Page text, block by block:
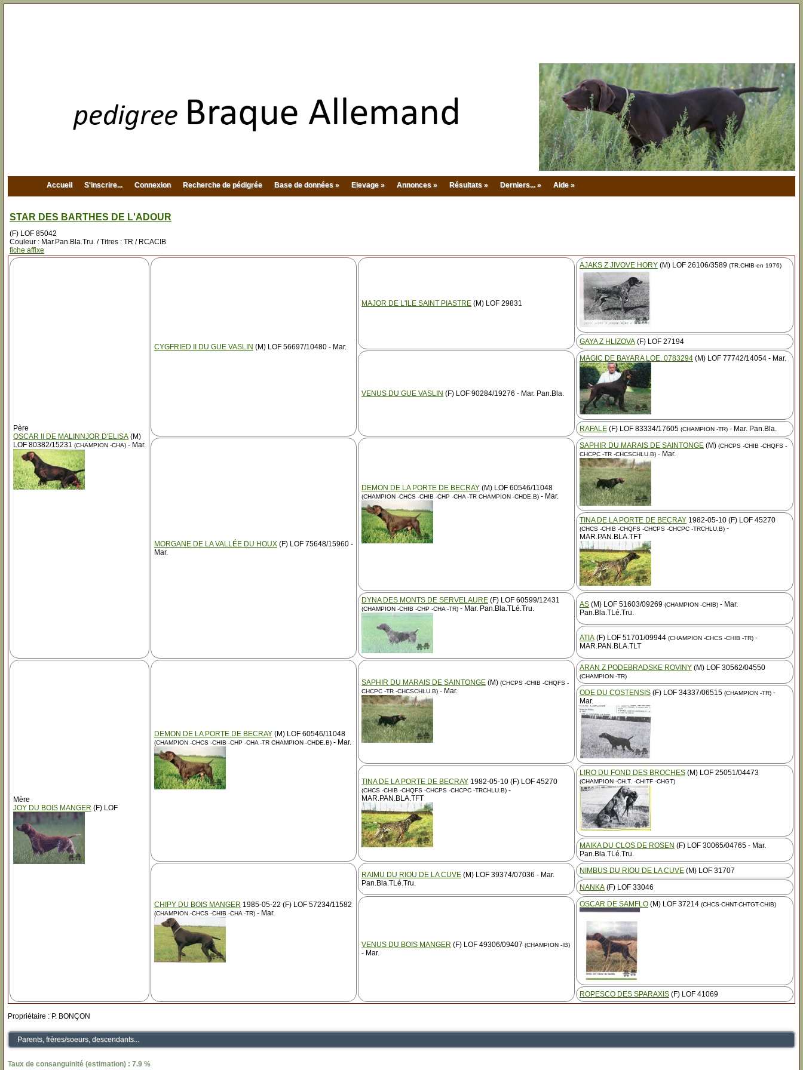
Accueil S'inscrire... Connexion Recherche de pédigrée Base de données » Elevage » Annonces » Résultats » Derniers... » Aide »
STAR DES BARTHES DE L'ADOUR
(F) LOF 85042
Couleur : Mar.Pan.Bla.Tru. / Titres : TR / RCACIB
fiche affixe
Père
OSCAR II DE MALINNJOR D'ELISA (M)
LOF 80382/15231 (CHAMPION -CHA) - Mar.
CYGFRIED II DU GUE VASLIN (M) LOF 56697/10480 - Mar.
MAJOR DE L'ILE SAINT PIASTRE (M) LOF 29831
AJAKS Z JIVOVE HORY (M) LOF 26106/3589 (TR.CHIB en 1976)
GAYA Z HLIZOVA (F) LOF 27194
VENUS DU GUE VASLIN (F) LOF 90284/19276 - Mar. Pan.Bla.
MAGIC DE BAYARA LOE. 0783294 (M) LOF 77742/14054 - Mar.
RAFALE (F) LOF 83334/17605 (CHAMPION -TR) - Mar. Pan.Bla.
MORGANE DE LA VALLÉE DU HOUX (F) LOF 75648/15960 -
Mar.
DEMON DE LA PORTE DE BECRAY (M) LOF 60546/11048
(CHAMPION -CHCS -CHIB -CHP -CHA -TR CHAMPION -CHDE.B) - Mar.
SAPHIR DU MARAIS DE SAINTONGE (M) (CHCPS -CHIB -CHQFS -
CHCPC -TR -CHCSCHLU.B) - Mar.
TINA DE LA PORTE DE BECRAY 1982-05-10 (F) LOF 45270
(CHCS -CHIB -CHQFS -CHCPS -CHCPC -TRCHLU.B) -
MAR.PAN.BLA.TFT
DYNA DES MONTS DE SERVELAURE (F) LOF 60599/12431
(CHAMPION -CHIB -CHP -CHA -TR) - Mar. Pan.Bla.TLé.Tru. AS (M) LOF 51603/09269 (CHAMPION -CHIB) - Mar.
Pan.Bla.TLé.Tru.
ATIA (F) LOF 51701/09944 (CHAMPION -CHCS -CHIB -TR) -
MAR.PAN.BLA.TLT
Mère
JOY DU BOIS MANGER (F) LOF
DEMON DE LA PORTE DE BECRAY (M) LOF 60546/11048
(CHAMPION -CHCS -CHIB -CHP -CHA -TR CHAMPION -CHDE.B) - Mar.
SAPHIR DU MARAIS DE SAINTONGE (M) (CHCPS -CHIB -CHQFS -
CHCPC -TR -CHCSCHLU.B) - Mar.
ARAN Z PODEBRADSKE ROVINY (M) LOF 30562/04550
(CHAMPION -TR)
ODE DU COSTENSIS (F) LOF 34337/06515 (CHAMPION -TR) -
Mar.
TINA DE LA PORTE DE BECRAY 1982-05-10 (F) LOF 45270
(CHCS -CHIB -CHQFS -CHCPS -CHCPC -TRCHLU.B) -
MAR.PAN.BLA.TFT
LIRO DU FOND DES BROCHES (M) LOF 25051/04473
(CHAMPION -CH.T. -CHITF -CHGT)
MAIKA DU CLOS DE ROSEN (F) LOF 30065/04765 - Mar.
Pan.Bla.TLé.Tru.
CHIPY DU BOIS MANGER 1985-05-22 (F) LOF 57234/11582
(CHAMPION -CHCS -CHIB -CHA -TR) - Mar.
RAIMU DU RIOU DE LA CUVE (M) LOF 39374/07036 - Mar.
Pan.Bla.TLé.Tru.
NIMBUS DU RIOU DE LA CUVE (M) LOF 31707
NANKA (F) LOF 33046
VENUS DU BOIS MANGER (F) LOF 49306/09407 (CHAMPION -IB)
- Mar.
OSCAR DE SAMFLO (M) LOF 37214 (CHCS-CHNT-CHTGT-CHIB)
ROPESCO DES SPARAXIS (F) LOF 41069
Propriétaire : P. BONÇON
Parents, frères/soeurs, descendants...
Taux de consanguinité (estimation) : 7.9 %